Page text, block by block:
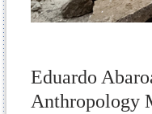
Eduardo
Anthropology